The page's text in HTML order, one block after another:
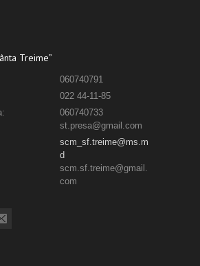
Treime”
060740791
022 44-11-85
060740733
st.presa@gmail.com
scm_sf.treime@ms.m
d
scm.sf.treime@gmail.
com